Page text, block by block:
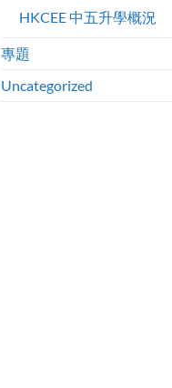
HKCEE 中五升學概況
專題
Uncategorized